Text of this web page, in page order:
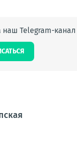
Telegram-канал